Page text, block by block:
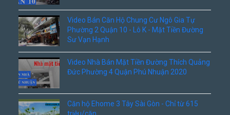
Video Bán Căn Hộ Chung Cư Ngô Gia Tự
Phường 2 Quận 10 - Lô K - Mặt Tiền Đường
Sư Vạn Hạnh
Video Nhà Bán Mặt Tiền Đường Thích Quảng
Đức Phường 4 Quận Phú Nhuận 2020
Căn hộ Ehome 3 Tây Sài Gòn - Chỉ từ 615